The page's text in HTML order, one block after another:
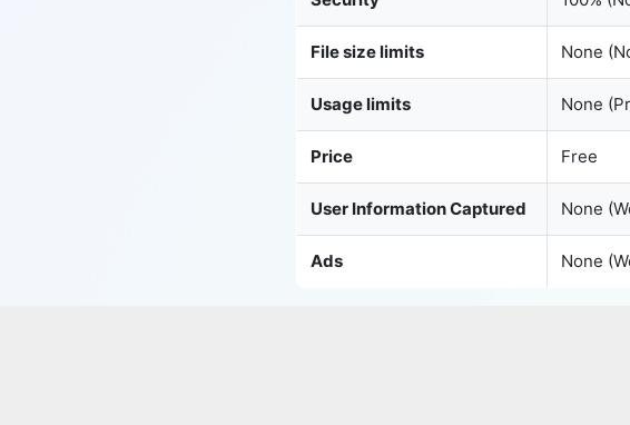
File size limits None
Usage limits None
Price Free
User Information Captured None
Ads None